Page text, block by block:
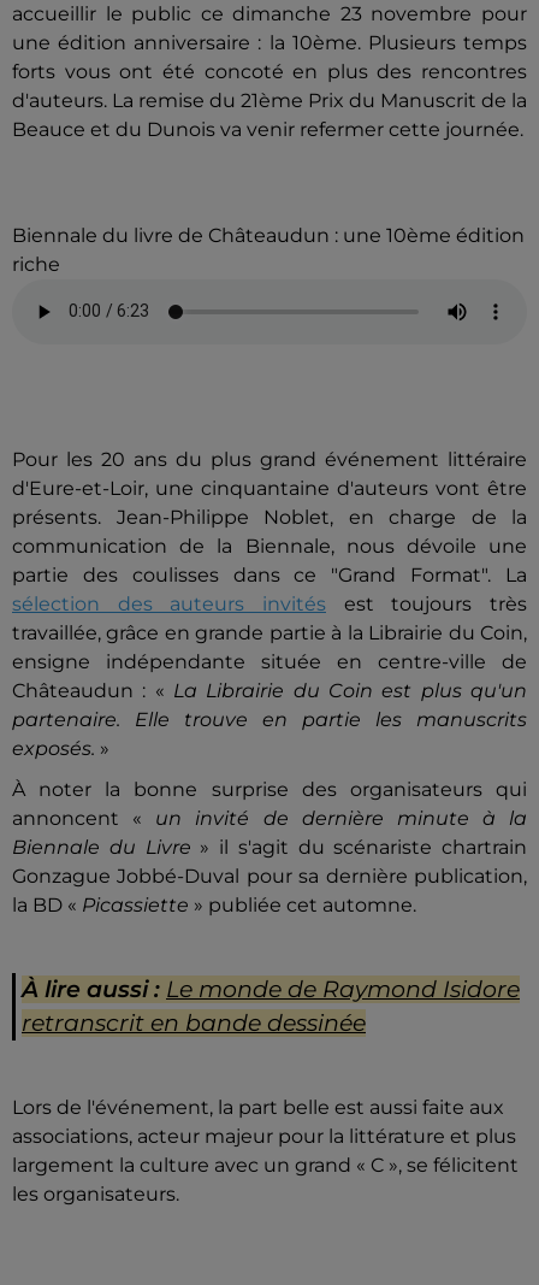
accueillir le public ce dimanche 23 novembre pour
une édition anniversaire : la 10ème. Plusieurs temps
forts vous ont été concoté en plus des rencontres
d'auteurs. La remise du 21ème Prix du Manuscrit de la
Beauce et du Dunois va venir refermer cette journée.
Biennale du livre de Châteaudun : une 10ème édition
riche
Pour les 20 ans du plus grand événement littéraire
d'Eure-et-Loir, une cinquantaine d'auteurs vont être
présents. Jean-Philippe Noblet, en charge de la
communication de la Biennale, nous dévoile une
partie des coulisses dans ce "Grand Format". La
sélection des auteurs invités est toujours très
travaillée, grâce en grande partie à la Librairie du Coin,
ensigne indépendante située en centre-ville de
Châteaudun : « La Librairie du Coin est plus qu'un
partenaire. Elle trouve en partie les manuscrits
exposés. »
À noter la bonne surprise des organisateurs qui
annoncent « un invité de dernière minute à la
Biennale du Livre » il s'agit du scénariste chartrain
Gonzague Jobbé-Duval pour sa dernière publication,
la BD « Picassiette » publiée cet automne.
À lire aussi : Le monde de Raymond Isidore
retranscrit en bande dessinée
Lors de l'événement, la part belle est aussi faite aux
associations, acteur majeur pour la littérature et plus
largement la culture avec un grand « C », se félicitent
les organisateurs.